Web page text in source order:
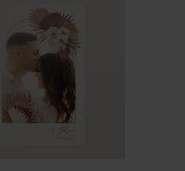
mariage terracotta double